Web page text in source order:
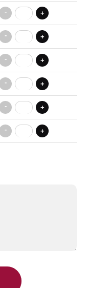
- +
- +
- +
- +
- +
- +